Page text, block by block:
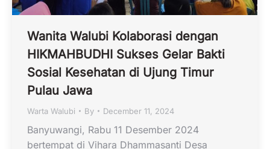
Wanita Walubi Kolaborasi dengan
HIKMAHBUDHI Sukses Gelar Bakti
Sosial Kesehatan di Ujung Timur
Pulau Jawa
Warta Walubi By December 11, 2024
Banyuwangi, Rabu 11 Desember 2024
bertempat di Vihara Dhammasanti Desa